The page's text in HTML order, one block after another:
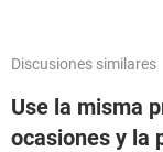
Discusiones similares
Use la misma
ocasiones y la